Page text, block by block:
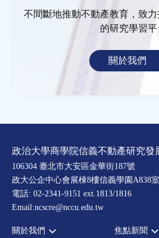
不間斷地推動不動產教育，致
的研究學習平
關於我們
政治大學商學院信義不動產研究發
106304 臺北市大安區金華街187號
政大公企中心會展棟8樓信義學園A838室
電話: 02-2341-9151 ext.1813/1816
Email:ncscre@nccu.edu.tw
關於我們 焦點新聞